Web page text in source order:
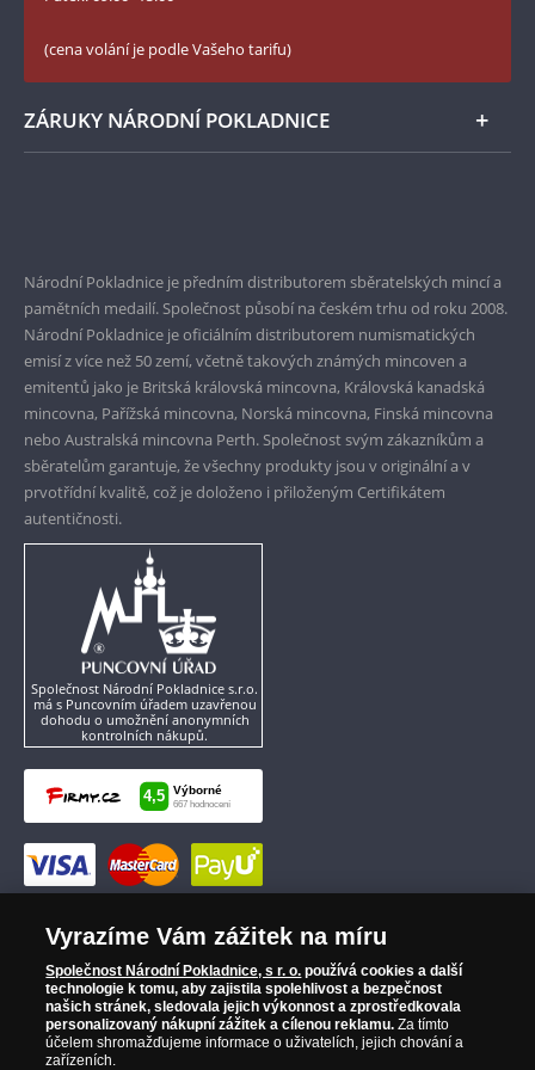
Zásady používání souborů cookie
(cena volání je podle Vašeho tarifu)
ZÁRUKY NÁRODNÍ POKLADNICE
Garance nejvyšší kvality
Pouze originální produkty
Národní Pokladnice je předním distributorem sběratelských mincí a
pamětních medailí. Společnost působí na českém trhu od roku 2008.
Národní Pokladnice je oficiálním distributorem numismatických
emisí z více než 50 zemí, včetně takových známých mincoven a
emitentů jako je Britská královská mincovna, Královská kanadská
mincovna, Pařížská mincovna, Norská mincovna, Finská mincovna
nebo Australská mincovna Perth. Společnost svým zákazníkům a
sběratelům garantuje, že všechny produkty jsou v originální a v
prvotřídní kvalitě, což je doloženo i přiloženým Certifikátem
autentičnosti.
Společnost Národní Pokladnice s.r.o.
má s Puncovním úřadem uzavřenou
dohodu o umožnění anonymních
kontrolních nákupů.
Vyrazíme Vám zážitek na míru
Společnost Národní Pokladnice, s r. o. používá cookies a další
technologie k tomu, aby zajistila spolehlivost a bezpečnost
našich stránek, sledovala jejich výkonnost a zprostředkovala
personalizovaný nákupní zážitek a cílenou reklamu. Za tímto
účelem shromažďujeme informace o uživatelích, jejich chování a
zařízeních.